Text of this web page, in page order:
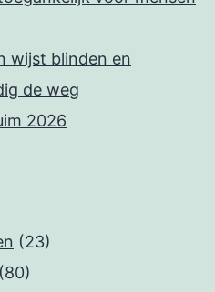
wijst blinden en
de weg
2026
(23)
(80)